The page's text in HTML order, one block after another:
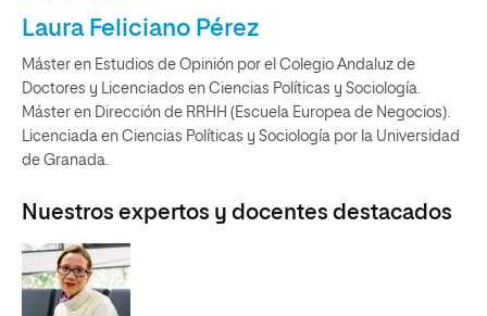
Laura Feliciano Pérez
Máster en Estudios de Opinión por el Colegio Andaluz de
Doctores y Licenciados en Ciencias Políticas y Sociología.
Máster en Dirección de RRHH (Escuela Europea de Negocios).
Licenciada en Ciencias Políticas y Sociología por la Universidad
de Granada.
Nuestros expertos y docentes destacados